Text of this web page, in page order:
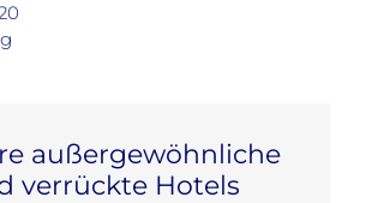
außergewöhnliche
verrückte Hotels